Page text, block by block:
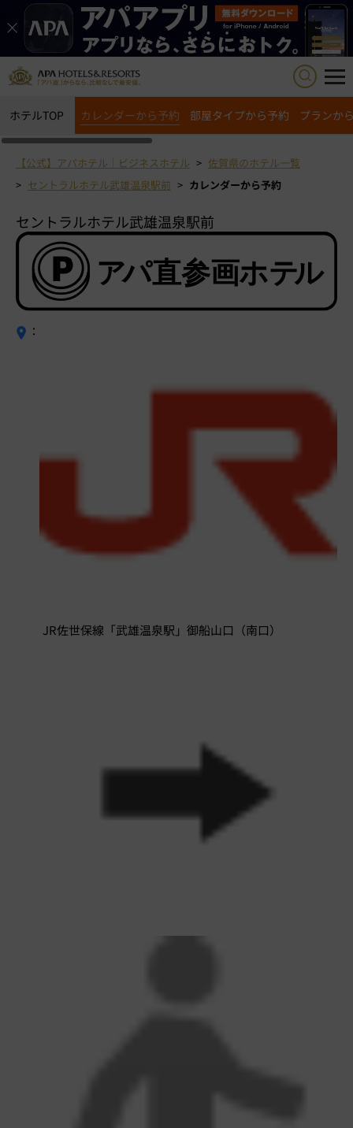
ホテルTOP カレンダーから予約 部屋タイプから予約 プランか
【公式】アパホテル｜ビジネスホテル
佐賀県のホテル一覧
セントラルホテル武雄温泉駅前
カレンダーから予約
セントラルホテル武雄温泉駅前
：
JR佐世保線「武雄温泉駅」御船山口（南口）